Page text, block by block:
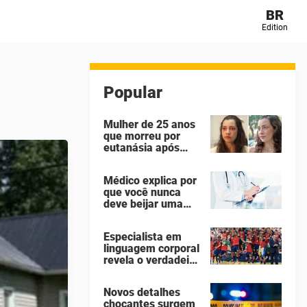
BR
Edition
Popular
Mulher de 25 anos
que morreu por
eutanásia após
seus agressores
em um diário
secreto
Médico explica por
que você nunca
deve beijar uma
Especialista em
linguagem corporal
revela o verdadeiro
mexido enquanto a
Novos detalhes
chocantes surgem